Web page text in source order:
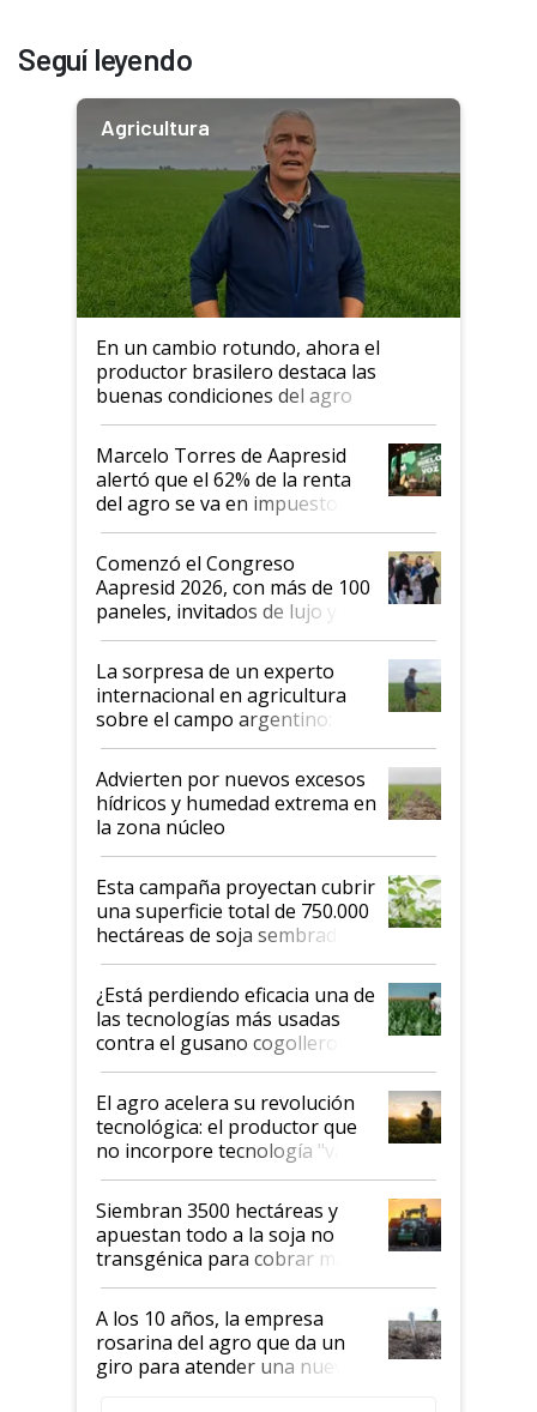
Seguí leyendo
Agricultura
En un cambio rotundo, ahora el
productor brasilero destaca las
buenas condiciones del agro
argentino para invertir: "Los veo
más motivados"
Marcelo Torres de Aapresid
alertó que el 62% de la renta
del agro se va en impuestos:
"No es bueno que en
Argentina se sigan discutiendo
las mismas cosas de hace 50
años"
Comenzó el Congreso
Aapresid 2026, con más de 100
paneles, invitados de lujo y
todas las tendencias
La sorpresa de un experto
internacional en agricultura
sobre el campo argentino:
"Estoy muy impresionado"
Advierten por nuevos excesos
hídricos y humedad extrema en
la zona núcleo
Esta campaña proyectan cubrir
una superficie total de 750.000
hectáreas de soja sembradas
con una nueva generación de
variedades que marcan un
salto tecnológico en genética y
rendimiento
¿Está perdiendo eficacia una de
las tecnologías más usadas
contra el gusano cogollero? El
desafío de una tecnología clave
El agro acelera su revolución
tecnológica: el productor que
no incorpore tecnología "va a
perder el tren"
Siembran 3500 hectáreas y
apuestan todo a la soja no
transgénica para cobrar más
por tonelada: compraron un
semillero
A los 10 años, la empresa
rosarina del agro que da un
giro para atender una nueva